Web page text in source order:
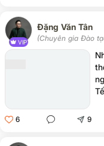
VIP
Đặng Văn Tân
(Chuyên gia Đào
Chủ tịch Học viện
6 9